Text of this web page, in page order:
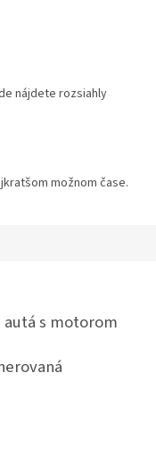
nájdete rozsiahly
možnom čase.
autá s motorom